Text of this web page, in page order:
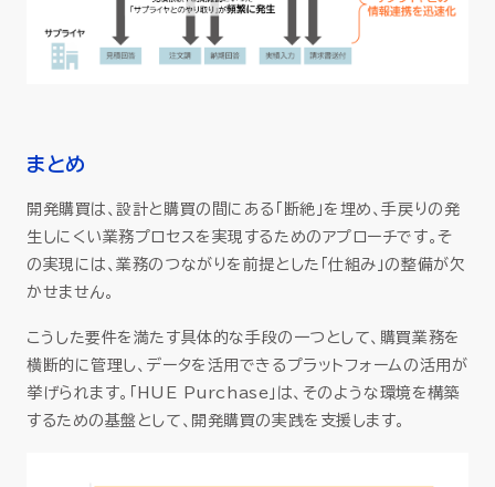
まとめ
開発購買は、設計と購買の間にある「断絶」を埋め、手戻りの発
生しにくい業務プロセスを実現するためのアプローチです。そ
の実現には、業務のつながりを前提とした「仕組み」の整備が欠
かせません。
こうした要件を満たす具体的な手段の一つとして、購買業務を
横断的に管理し、データを活用できるプラットフォームの活用が
挙げられます。「HUE Purchase」は、そのような環境を構築
するための基盤として、開発購買の実践を支援します。